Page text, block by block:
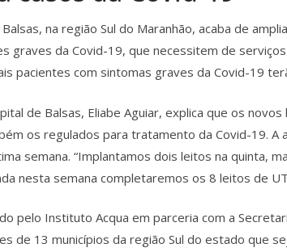
na região Sul do Maranhão, acaba de
graves da Covid-19, que necessitem de
pacientes com sintomas graves da Covid-19
de Balsas, Eliabe Aguiar, explica que os
os regulados para tratamento da Covid-19. A
semana. “Implantamos dois leitos na quinta,
nesta semana completaremos os 8 leitos de
pelo Instituto Acqua em parceria com a
de 13 municípios da região Sul do estado que